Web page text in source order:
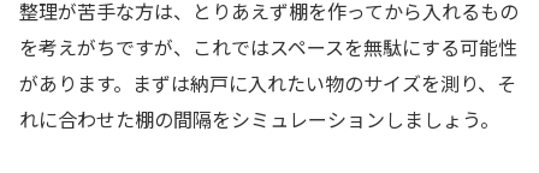
整理が苦手な方は、とりあえず棚を作ってから入れるもの
を考えがちですが、これではスペースを無駄にする可能性
があります。まずは納戸に入れたい物のサイズを測り、そ
れに合わせた棚の間隔をシミュレーションしましょう。